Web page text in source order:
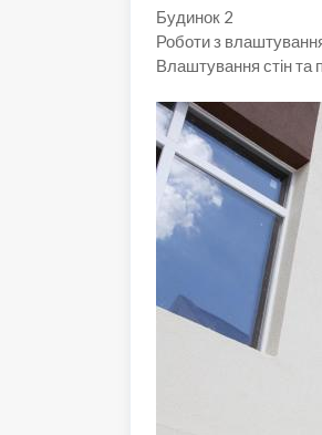
Будинок 2
Роботи з влаштування
Влаштування стін та